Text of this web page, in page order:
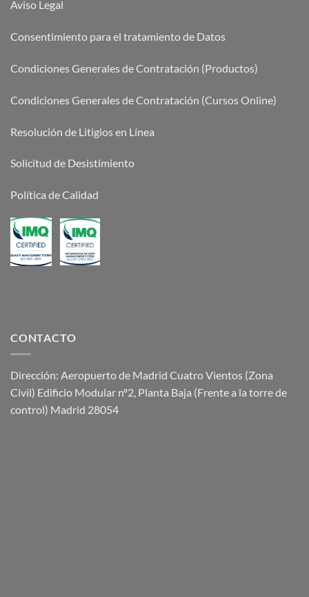
Aviso Legal
Consentimiento para el tratamiento de Datos
Condiciones Generales de Contratación (Productos)
Condiciones Generales de Contratación (Cursos Online)
Resolución de Litigios en Línea
Solicitud de Desistimiento
Política de Calidad
CONTACTO
Dirección: Aeropuerto de Madrid Cuatro Vientos (Zona
Civil) Edificio Modular nº2, Planta Baja (Frente a la torre de
control) Madrid 28054